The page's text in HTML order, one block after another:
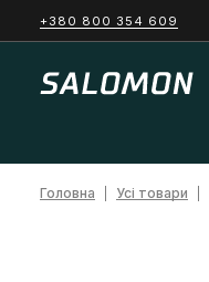
+380 800 354 609
Головна Усі товари